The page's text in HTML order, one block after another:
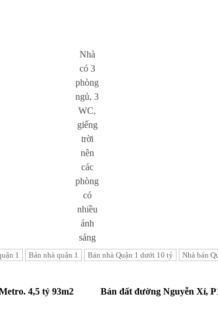
Nhà
có 3
phòng
ngủ, 3
WC,
giếng
trời
nên
các
phòng
có
nhiều
ánh
sáng
1 Bán nhà quận 1 Bán nhà Quận 1 dưới 10 tỷ Nhà bán
4,5 tỷ 93m2
Bán đất đường Nguyễn Xí,